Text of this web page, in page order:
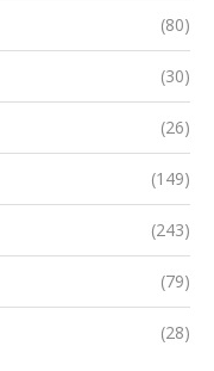
(80)
(30)
(26)
(149)
(243)
(79)
(28)